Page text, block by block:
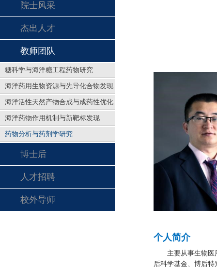
院士风采
杰出人才
教师团队
糖科学与海洋糖工程药物研究
海洋药用生物资源与先导化合物发现
海洋活性天然产物合成与成药性优化
海洋药物作用机制与新靶标发现
药物分析与药剂学研究
博士后
人才招聘
校外导师
个人简介
主要从事生物医
后科学基金、 博后特